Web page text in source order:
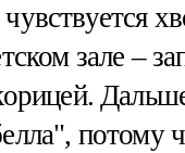
зале –
потому